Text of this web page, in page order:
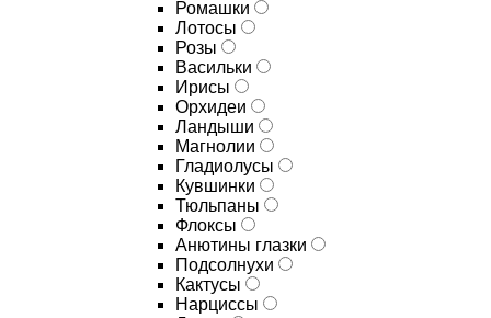
Ромашки
Лотосы
Розы
Васильки
Ирисы
Орхидеи
Ландыши
Магнолии
Гладиолусы
Кувшинки
Тюльпаны
Флоксы
Анютины глазки
Подсолнухи
Кактусы
Нарциссы